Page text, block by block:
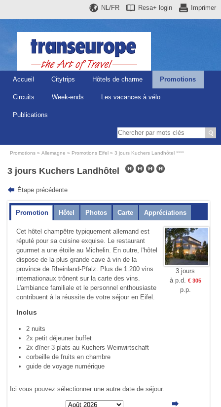
Imprimer
Resa+ login
NL/FR
Accueil Citytrips Hôtels de charme Promotions
Circuits Week-ends Les vacances à vélo
Publications
Promotions Allemagne Promotions Eifel 3 jours Kuchers Landhôtel ****
3 jours Kuchers Landhôtel
Étape précédente
Promotion Hôtel Photos Carte Appréciations
Cet hôtel champêtre typiquement allemand est
réputé pour sa cuisine exquise. Le restaurant
gourmet a une étoile au Michelin. En outre, l'hôtel
dispose de la plus grande cave à vin de la
province de Rheinland-Pfalz. Plus de 1.200 vins
internationaux trônent sur la carte des vins.
L'ambiance familiale et le personnel enthousiaste
contribuent à la réussite de votre séjour en Eifel.
Inclus
2 nuits
2x petit déjeuner buffet
2x dîner 3 plats au Kuchers Weinwirtschaft
corbeille de fruits en chambre
guide de voyage numérique
3 jours
à p.d.
€ 305
p.p.
Ici vous pouvez sélectionner une autre date de séjour.